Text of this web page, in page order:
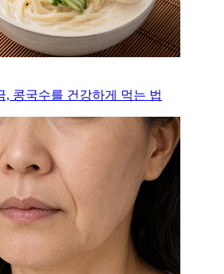
, 콩국수를 건강하게 먹는 법